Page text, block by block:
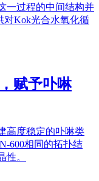
一过程的中间结构并
对Kok光合水氧化循
赋予卟啉
高度稳定的卟啉类
600相同的拓扑结
性。